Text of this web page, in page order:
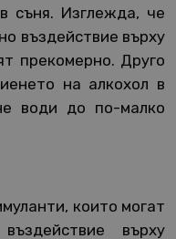
съня. Изглежда, че
въздействие върху
прекомерно. Друго
на алкохол в
води до по-малко
които могат
върху